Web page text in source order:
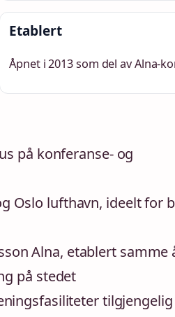
Etablert
Åpnet i 2013 som del av Alna-
på konferanse- og
Oslo lufthavn, ideelt for
Alna, etablert samme
på stedet